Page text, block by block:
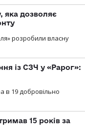
яка дозволяє
розробили власну
із СЗЧ у «Рарог»:
в 19 добровільно
15 років за